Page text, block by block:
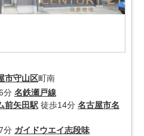
市守山区町南
分 名鉄瀬戸線
前矢田駅 徒歩14分 名古屋市名
分 ガイドウエイ志段味